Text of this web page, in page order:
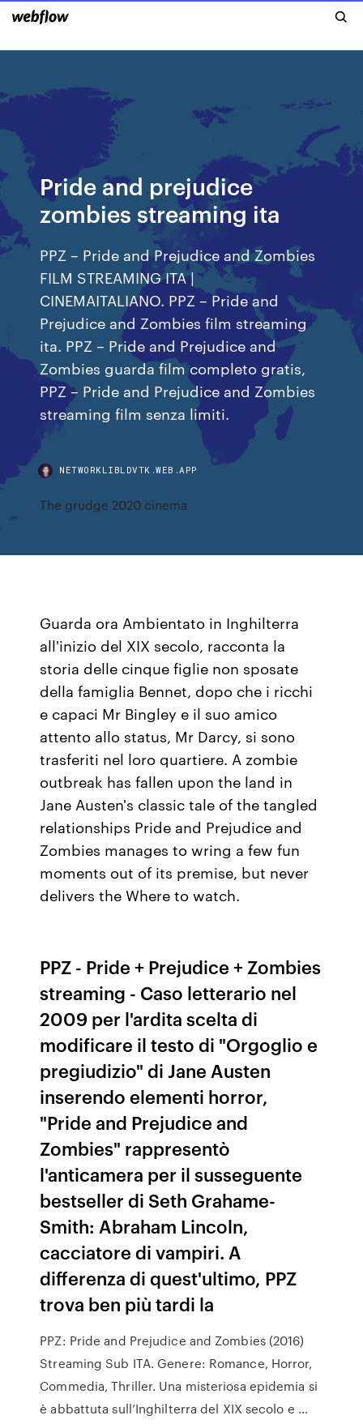
Pride and prejudice
zombies streaming ita
PPZ – Pride and Prejudice and Zombies
FILM STREAMING ITA |
CINEMAITALIANO. PPZ – Pride and
Prejudice and Zombies film streaming
ita. PPZ – Pride and Prejudice and
Zombies guarda film completo gratis,
PPZ – Pride and Prejudice and Zombies
streaming film senza limiti.
NETWORKLIBLDVTK.WEB.APP
The grudge 2020 cinema
Guarda ora Ambientato in Inghilterra
all'inizio del XIX secolo, racconta la
storia delle cinque figlie non sposate
della famiglia Bennet, dopo che i ricchi
e capaci Mr Bingley e il suo amico
attento allo status, Mr Darcy, si sono
trasferiti nel loro quartiere. A zombie
outbreak has fallen upon the land in
Jane Austen's classic tale of the tangled
relationships Pride and Prejudice and
Zombies manages to wring a few fun
moments out of its premise, but never
delivers the Where to watch.
PPZ - Pride + Prejudice + Zombies
streaming - Caso letterario nel
2009 per l'ardita scelta di
modificare il testo di "Orgoglio e
pregiudizio" di Jane Austen
inserendo elementi horror,
"Pride and Prejudice and
Zombies" rappresentò
l'anticamera per il susseguente
bestseller di Seth Grahame-
Smith: Abraham Lincoln,
cacciatore di vampiri. A
differenza di quest'ultimo, PPZ
trova ben più tardi la
PPZ: Pride and Prejudice and Zombies (2016)
Streaming Sub ITA. Genere: Romance, Horror,
Commedia, Thriller. Una misteriosa epidemia si
è abbattuta sull’Inghilterra del XIX secolo e …